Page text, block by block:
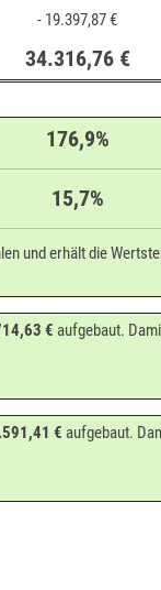
- 19.397,87 €
34.316,76 €
176,9%
15,7%
und erhält die
€ aufgebaut.
€ aufgebaut.